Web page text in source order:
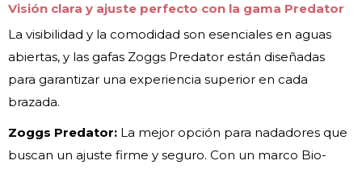
Visión clara y ajuste perfecto con la gama Predator
La visibilidad y la comodidad son esenciales en aguas
abiertas, y las gafas Zoggs Predator están diseñadas
para garantizar una experiencia superior en cada
brazada.
Zoggs Predator: La mejor opción para nadadores que
buscan un ajuste firme y seguro. Con un marco Bio-